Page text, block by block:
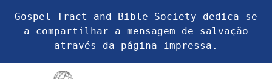
Gospel Tract and Bible Society dedica-se
a compartilhar a mensagem de salvação
através da página impressa.